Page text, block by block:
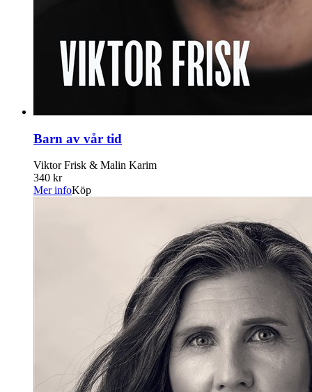
Barn av vår tid
Viktor Frisk & Malin Karim
340 kr
Mer infoKöp